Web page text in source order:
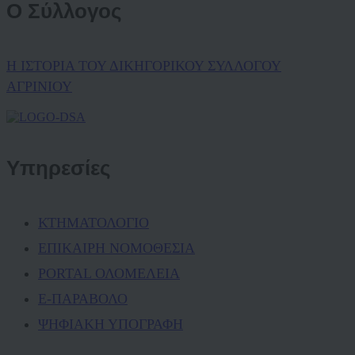
Ο Σύλλογος
Η ΙΣΤΟΡΙΑ ΤΟΥ ΔΙΚΗΓΟΡΙΚΟΥ ΣΥΛΛΟΓΟΥ
ΑΓΡΙΝΙΟΥ
Υπηρεσίες
ΚΤΗΜΑΤΟΛΟΓΙΟ
ΕΠΙΚΑΙΡΗ ΝΟΜΟΘΕΣΙΑ
PORTAL ΟΛΟΜΕΛΕΙΑ
Ε-ΠΑΡΑΒΟΛΟ
ΨΗΦΙΑΚΗ ΥΠΟΓΡΑΦΗ